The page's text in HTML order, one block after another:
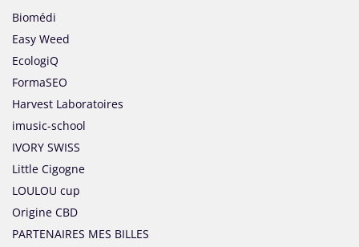
Biomédi
Easy Weed
EcologiQ
FormaSEO
Harvest Laboratoires
imusic-school
IVORY SWISS
Little Cigogne
LOULOU cup
Origine CBD
PARTENAIRES MES BILLES